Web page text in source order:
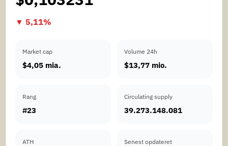
▼ 5,11%
Market cap
$4,05 mia.
Volume 24h
$13,77 mio.
Rang
#23
Circulating supply
39.273.148.081
ATH Senest opdateret